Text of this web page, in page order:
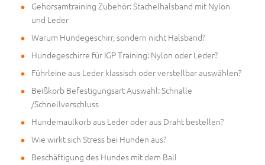
Gehorsamtraining Zubehör: Stachelhalsband mit Nylon
und Leder
Warum Hundegeschirr, sondern nicht Halsband?
Hundegeschirre für IGP Training: Nylon oder Leder?
Führleine aus Leder klassisch oder verstellbar auswählen?
Beißkorb Befestigungsart Auswahl: Schnalle
/Schnellverschluss
Hundemaulkorb aus Leder oder aus Draht bestellen?
Wie wirkt sich Stress bei Hunden aus?
Beschäftigung des Hundes mit dem Ball